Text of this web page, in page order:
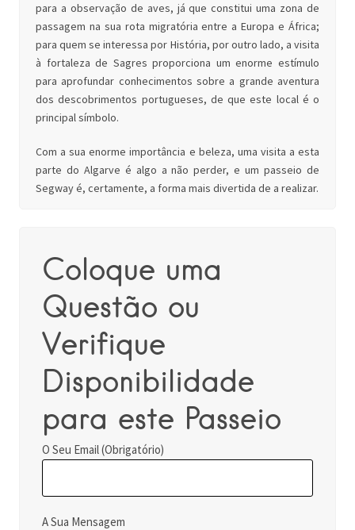
para a observação de aves, já que constitui uma zona de
passagem na sua rota migratória entre a Europa e África;
para quem se interessa por História, por outro lado, a visita
à fortaleza de Sagres proporciona um enorme estímulo
para aprofundar conhecimentos sobre a grande aventura
dos descobrimentos portugueses, de que este local é o
principal símbolo.
Com a sua enorme importância e beleza, uma visita a esta
parte do Algarve é algo a não perder, e um passeio de
Segway é, certamente, a forma mais divertida de a realizar.
Coloque uma
Questão ou
Verifique
Disponibilidade
para este Passeio
O Seu Email (Obrigatório)
A Sua Mensagem